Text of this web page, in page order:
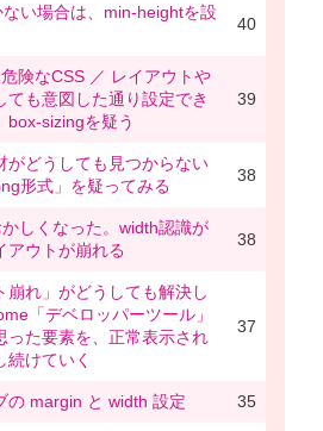
い場合は、min-heightを設
40
険なCSS ／ レイアウトや
ても意図した通り設定でき
box-sizingを疑う
39
がどうしても見つからない
形式」を疑ってみる
38
しくなった。width認識が
アウトが崩れる
38
崩れ」がどうしても解決し
「デベロッパーツール」
った要素を、正常表示され
続けていく
37
の margin と width 設定 35